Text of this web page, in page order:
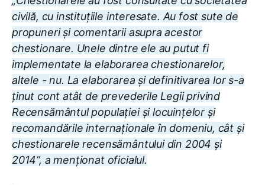
civilă, cu instituțiile interesate. Au fost sute de
propuneri și comentarii asupra acestor
chestionare. Unele dintre ele au putut fi
implementate la elaborarea chestionarelor,
altele - nu. La elaborarea și definitivarea lor s-a
ținut cont atât de prevederile Legii privind
Recensământul populației și locuințelor și
recomandările internaționale în domeniu, cât și
chestionarele recensământului din 2004 și
2014”, a menționat oficialul.